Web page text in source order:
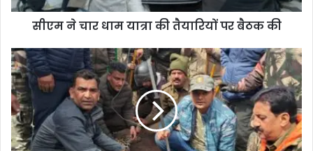
सीएम ने चार धाम यात्रा की तैयारियों पर बैठक की